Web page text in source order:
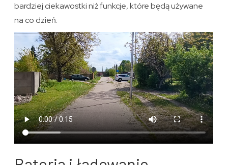
bardziej ciekawostki niż funkcje, które będą używane
na co dzień.